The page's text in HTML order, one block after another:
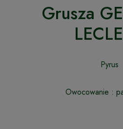
Grusza
Pyrus
Owocowanie :